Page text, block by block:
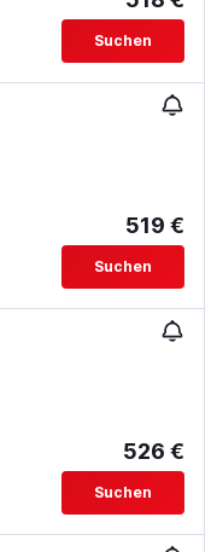
Suchen
519 €
Suchen
526 €
Suchen